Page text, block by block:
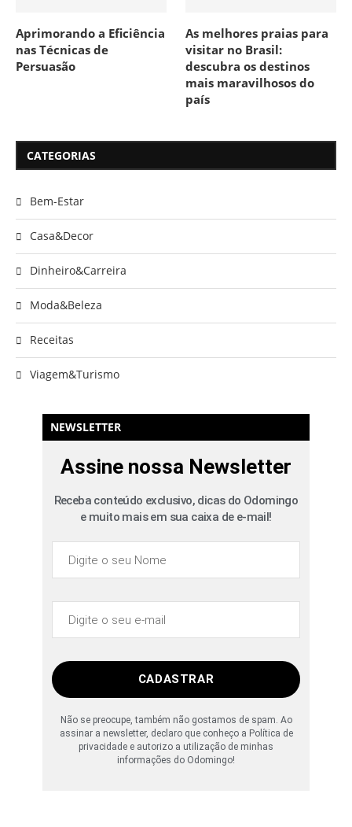
Aprimorando a Eficiência
nas Técnicas de
Persuasão
As melhores praias para
visitar no Brasil:
descubra os destinos
mais maravilhosos do
país
CATEGORIAS
Bem-Estar
Casa&Decor
Dinheiro&Carreira
Moda&Beleza
Receitas
Viagem&Turismo
NEWSLETTER
Assine nossa Newsletter
Receba conteúdo exclusivo, dicas do Odomingo
e muito mais em sua caixa de e-mail!
CADASTRAR
Não se preocupe, também não gostamos de spam. Ao
assinar a newsletter, declaro que conheço a Política de
privacidade e autorizo a utilização de minhas
informações do Odomingo!